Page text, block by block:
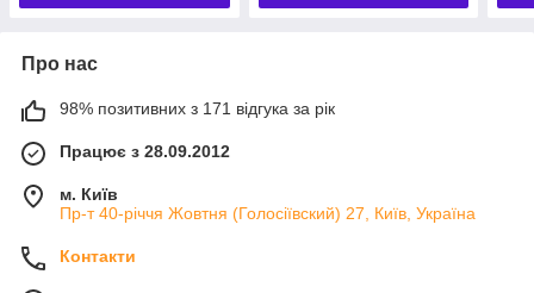
Про нас
98% позитивних з 171 відгука за рік
Працює з 28.09.2012
м. Київ
Пр-т 40-річчя Жовтня (Голосіївский) 27, Київ, Україна
Контакти